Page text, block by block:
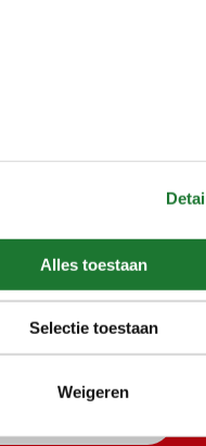
Alles toestaan
Selectie toestaan
Weigeren
contact
onze producten
staan u graag